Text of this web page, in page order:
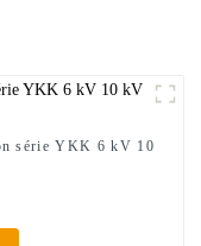
série YKK 6 kV 10